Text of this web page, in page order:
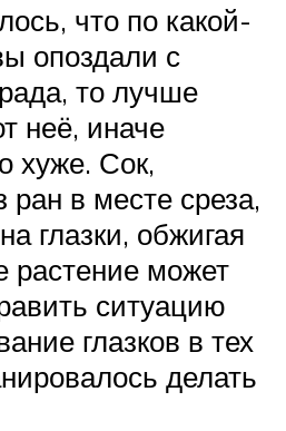
что по какой-
опоздали с
то лучше
неё, иначе
хуже. Сок,
в месте среза,
глазки, обжигая
растение может
ситуацию
глазков в тех
делать